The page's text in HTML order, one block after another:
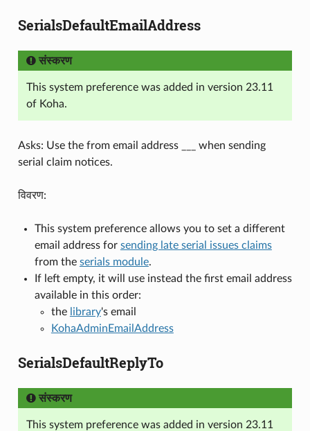
SerialsDefaultEmailAddress
संस्करण
This system preference was added in version 23.11
of Koha.
Asks: Use the from email address ___ when sending
serial claim notices.
विवरण:
This system preference allows you to set a different
email address for sending late serial issues claims
from the serials module.
If left empty, it will use instead the first email address
available in this order:
the library's email
KohaAdminEmailAddress
SerialsDefaultReplyTo
संस्करण
This system preference was added in version 23.11